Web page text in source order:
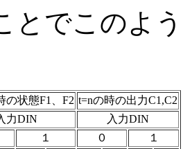
とでこのよ
の状態F1、F2 t=nの時の出力C1,C2
力DIN
入力DIN
１ ０
１